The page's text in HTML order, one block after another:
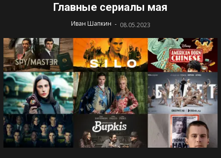
Главные сериалы мая
Иван Шапкин - 08.05.2023